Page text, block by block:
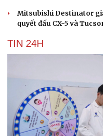
Mitsubishi Destinator
quyết đấu CX-5 và
TIN 24H